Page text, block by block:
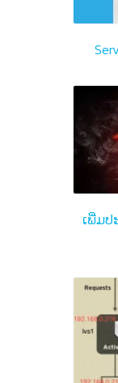
ເພີ່ມປ